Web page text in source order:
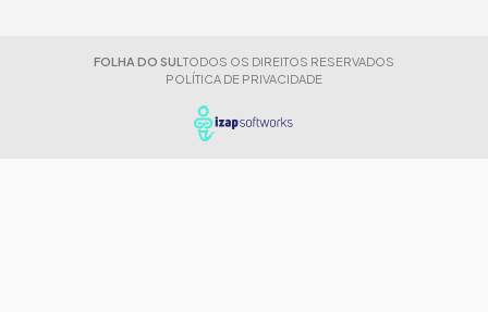
FOLHA DO SUL TODOS OS DIREITOS RESERVADOS
POLÍTICA DE PRIVACIDADE